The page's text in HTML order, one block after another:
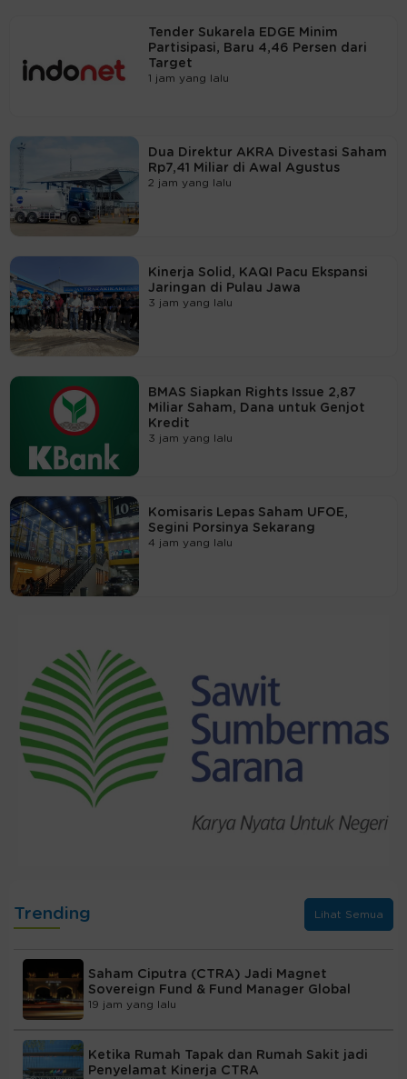
Tender Sukarela EDGE Minim
Partisipasi, Baru 4,46 Persen dari
Target
1 jam yang lalu
Dua Direktur AKRA Divestasi Saham
Rp7,41 Miliar di Awal Agustus
2 jam yang lalu
Kinerja Solid, KAQI Pacu Ekspansi
Jaringan di Pulau Jawa
3 jam yang lalu
BMAS Siapkan Rights Issue 2,87
Miliar Saham, Dana untuk Genjot
Kredit
3 jam yang lalu
Komisaris Lepas Saham UFOE,
Segini Porsinya Sekarang
4 jam yang lalu
Trending Lihat Semua
Saham Ciputra (CTRA) Jadi Magnet
Sovereign Fund & Fund Manager Global
19 jam yang lalu
Ketika Rumah Tapak dan Rumah Sakit jadi
Penyelamat Kinerja CTRA